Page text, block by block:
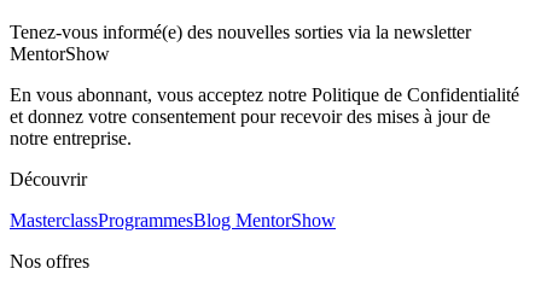
Tenez-vous informé(e) des nouvelles sorties via la newsletter
MentorShow
En vous abonnant, vous acceptez notre Politique de Confidentialité
et donnez votre consentement pour recevoir des mises à jour de
notre entreprise.
Découvrir
MasterclassProgrammesBlog MentorShow
Nos offres